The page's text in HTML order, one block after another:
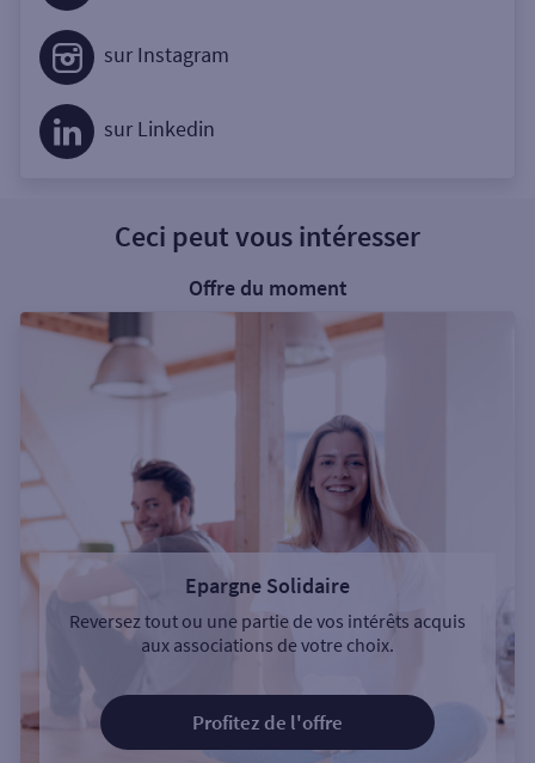
sur Instagram
sur Linkedin
Ceci peut vous intéresser
Offre du moment
Epargne Solidaire
Reversez tout ou une partie de vos intérêts acquis
aux associations de votre choix.
Profitez de l'offre